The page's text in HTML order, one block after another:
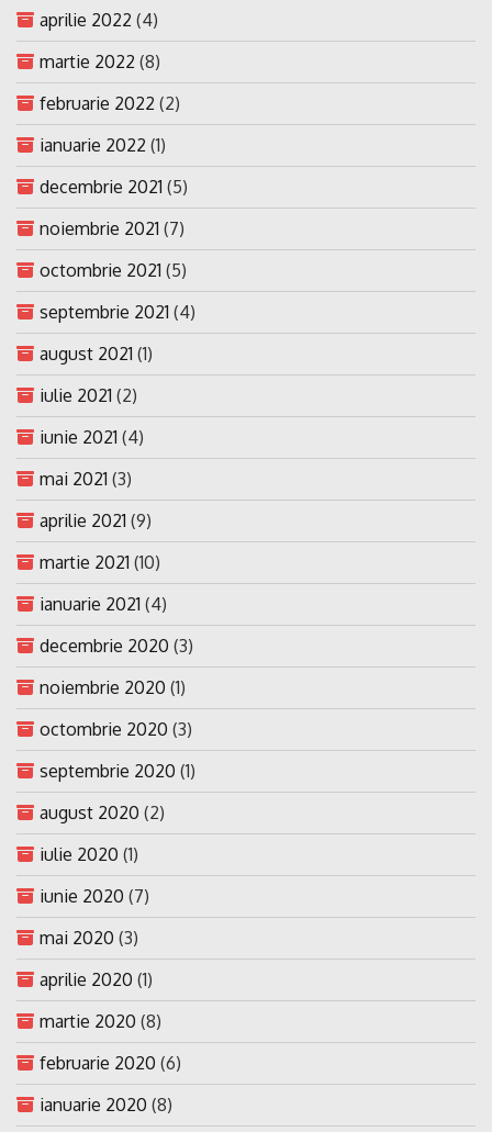
aprilie 2022 (4)
martie 2022 (8)
februarie 2022 (2)
ianuarie 2022 (1)
decembrie 2021 (5)
noiembrie 2021 (7)
octombrie 2021 (5)
septembrie 2021 (4)
august 2021 (1)
iulie 2021 (2)
iunie 2021 (4)
mai 2021 (3)
aprilie 2021 (9)
martie 2021 (10)
ianuarie 2021 (4)
decembrie 2020 (3)
noiembrie 2020 (1)
octombrie 2020 (3)
septembrie 2020 (1)
august 2020 (2)
iulie 2020 (1)
iunie 2020 (7)
mai 2020 (3)
aprilie 2020 (1)
martie 2020 (8)
februarie 2020 (6)
ianuarie 2020 (8)